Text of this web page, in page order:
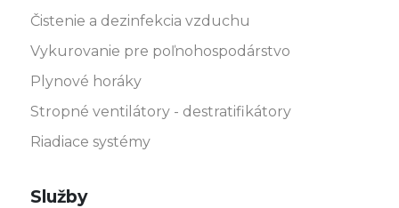
Čistenie a dezinfekcia vzduchu
Vykurovanie pre poľnohospodárstvo
Plynové horáky
Stropné ventilátory - destratifikátory
Riadiace systémy
Služby